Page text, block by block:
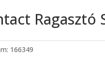
Ragasztó
166349